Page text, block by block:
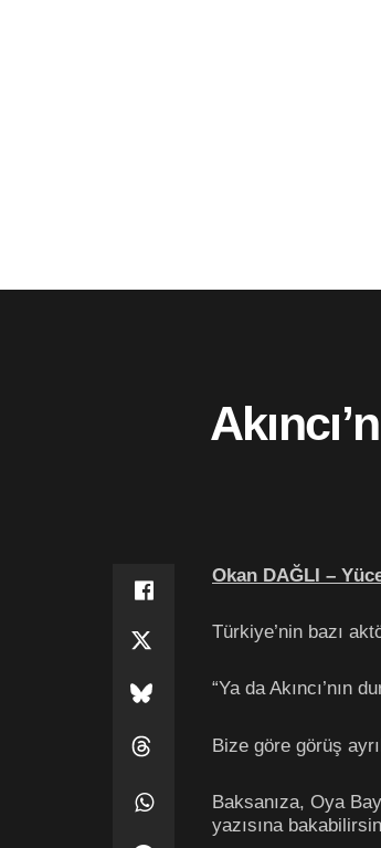
Okan DAĞLI –
Türkiye’nin bazı
“Ya da Akıncı’nın
Bize göre görüş
Baksanıza, Oya
yazısına